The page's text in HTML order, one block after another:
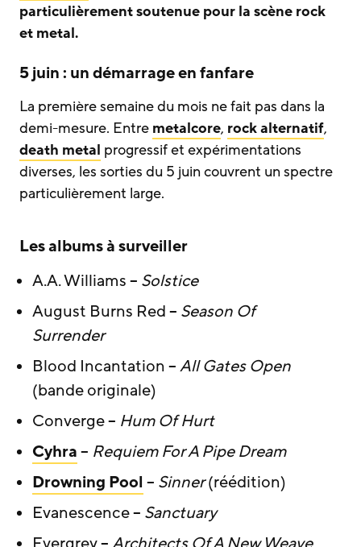
particulièrement soutenue pour la scène rock
et metal.
5 juin : un démarrage en fanfare
La première semaine du mois ne fait pas dans la
demi-mesure. Entre metalcore, rock alternatif,
death metal progressif et expérimentations
diverses, les sorties du 5 juin couvrent un spectre
particulièrement large.
Les albums à surveiller
A.A. Williams – Solstice
August Burns Red – Season Of
Surrender
Blood Incantation –All Gates Open
(bande originale)
Converge – Hum Of Hurt
Cyhra– Requiem For A Pipe Dream
Drowning Pool – Sinner(réédition)
Evanescence – Sanctuary